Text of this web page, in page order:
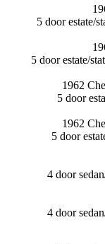
5 door estate/​
5 door estate/​
1962
5 door
1962
5 door
4 door
4 door